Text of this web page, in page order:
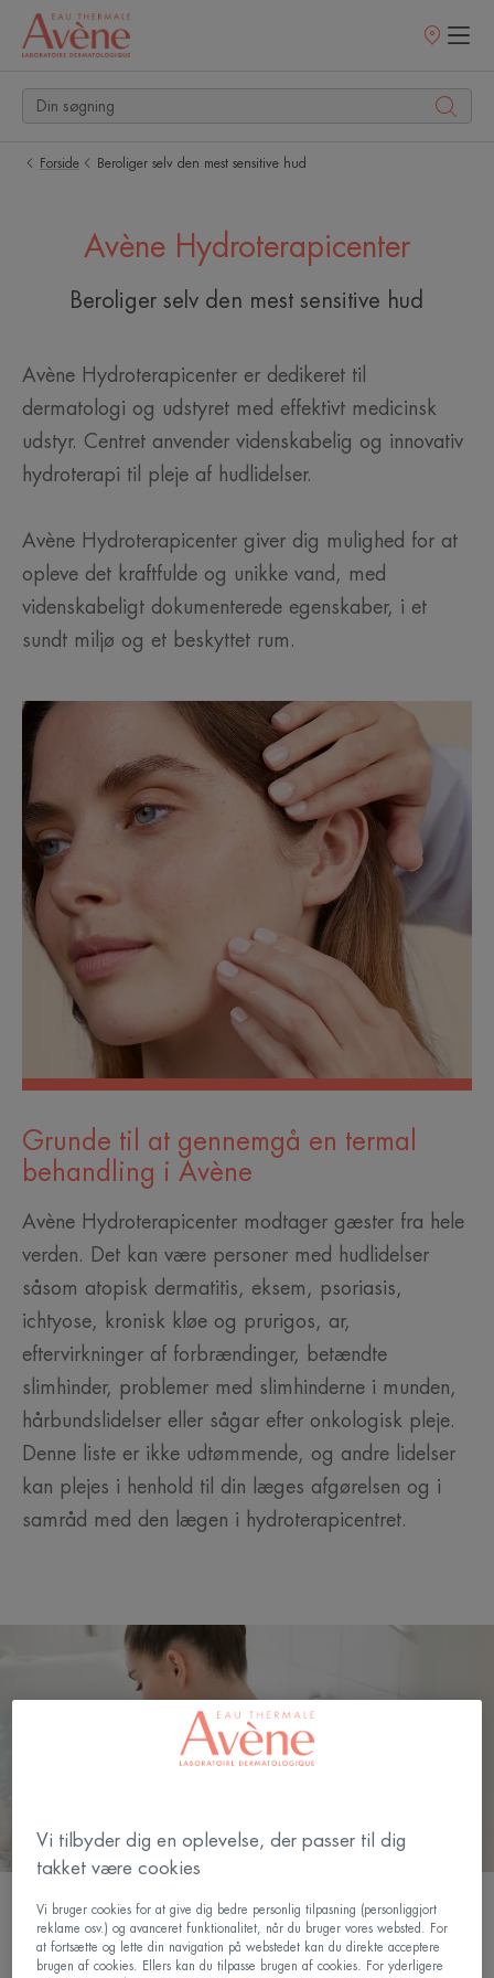
Salgssteder
Forside Beroliger selv den mest sensitive hud
Avène Hydroterapicenter
Beroliger selv den mest sensitive hud
Avène Hydroterapicenter er dedikeret til
dermatologi og udstyret med effektivt medicinsk
udstyr. Centret anvender videnskabelig og innovativ
hydroterapi til pleje af hudlidelser.
Avène Hydroterapicenter giver dig mulighed for at
opleve det kraftfulde og unikke vand, med
videnskabeligt dokumenterede egenskaber, i et
sundt miljø og et beskyttet rum.
Grunde til at gennemgå en termal
behandling i Avène
Avène Hydroterapicenter modtager gæster fra hele
verden. Det kan være personer med hudlidelser
såsom atopisk dermatitis, eksem, psoriasis,
ichtyose, kronisk kløe og prurigos, ar,
eftervirkninger af forbrændinger, betændte
slimhinder, problemer med slimhinderne i munden,
hårbundslidelser eller sågar efter onkologisk pleje.
Denne liste er ikke udtømmende, og andre lidelser
kan plejes i henhold til din læges afgørelsen og i
samråd med den lægen i hydroterapicentret.
Vi tilbyder dig en oplevelse, der passer til dig
takket være cookies
Vi bruger cookies for at give dig bedre personlig tilpasning (personliggjort
reklame osv.) og avanceret funktionalitet, når du bruger vores websted. For
at fortsætte og lette din navigation på webstedet kan du direkte acceptere
brugen af cookies. Ellers kan du tilpasse brugen af cookies. For yderligere